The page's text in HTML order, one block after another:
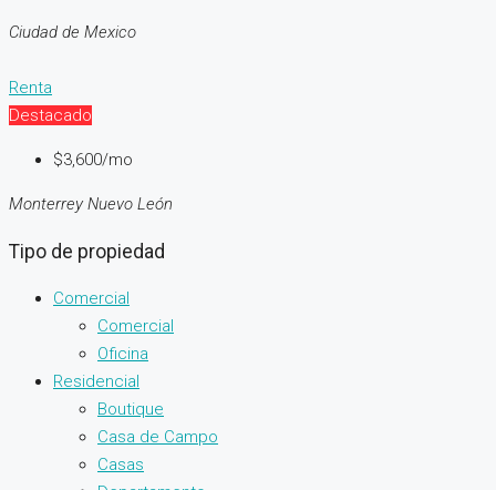
Ciudad de Mexico
Renta
Destacado
$3,600/mo
Monterrey Nuevo León
Tipo de propiedad
Comercial
Comercial
Oficina
Residencial
Boutique
Casa de Campo
Casas